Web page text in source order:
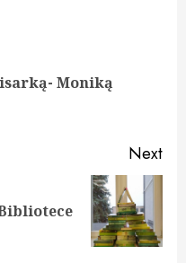
Moniką
Next